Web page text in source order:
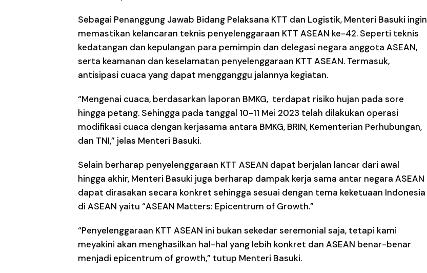
Sebagai Penanggung Jawab Bidang Pelaksana KTT dan Logistik, Menteri Basuki ingin
memastikan kelancaran teknis penyelenggaraan KTT ASEAN ke-42. Seperti teknis
kedatangan dan kepulangan para pemimpin dan delegasi negara anggota ASEAN,
serta keamanan dan keselamatan penyelenggaraan KTT ASEAN. Termasuk,
antisipasi cuaca yang dapat mengganggu jalannya kegiatan.
“Mengenai cuaca, berdasarkan laporan BMKG, terdapat risiko hujan pada sore
hingga petang. Sehingga pada tanggal 10-11 Mei 2023 telah dilakukan operasi
modifikasi cuaca dengan kerjasama antara BMKG, BRIN, Kementerian Perhubungan,
dan TNI,” jelas Menteri Basuki.
Selain berharap penyelenggaraan KTT ASEAN dapat berjalan lancar dari awal
hingga akhir, Menteri Basuki juga berharap dampak kerja sama antar negara ASEAN
dapat dirasakan secara konkret sehingga sesuai dengan tema keketuaan Indonesia
di ASEAN yaitu “ASEAN Matters: Epicentrum of Growth.”
“Penyelenggaraan KTT ASEAN ini bukan sekedar seremonial saja, tetapi kami
meyakini akan menghasilkan hal-hal yang lebih konkret dan ASEAN benar-benar
menjadi epicentrum of growth,” tutup Menteri Basuki.